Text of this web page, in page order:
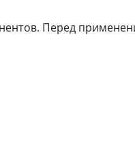
Перед